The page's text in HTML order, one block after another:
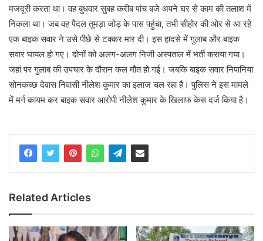
मजदूरी करता था। वह बुधवार सुबह करीब पांच बजे अपने घर से काम की तलाश में
निकला था। जब वह पैदल तुमड़ा जोड़ के पास पहुंचा, तभी सीहोर की ओर से आ रहे
एक बाइक सवार ने उसे पीछे से टक्कर मार दी। इस हादसे में गुलाब और बाइक
सवार घायल हो गए। दोनों को अलग-अलग निजी अस्पताल में भर्ती कराया गया।
जहां पर गुलाब की उपचार के दौरान कल मौत हो गई। जबकि बाइक सवार निपानिया
सोनकच्छ देवास निवासी नीलेश कुमार का इलाज चल रहा है। पुलिस ने इस मामले
में मर्ग कायम कर बाइक सवार आरोपी नीलेश कुमार के खिलाफ केस दर्ज किया है।
Related Articles